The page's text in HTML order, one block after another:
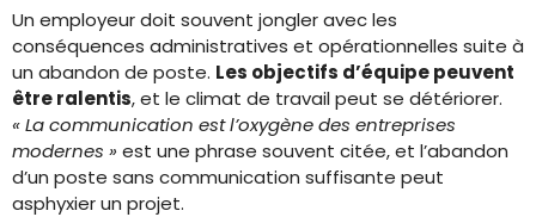
Un employeur doit souvent jongler avec les
conséquences administratives et opérationnelles suite à
un abandon de poste. Les objectifs d’équipe peuvent
être ralentis, et le climat de travail peut se détériorer.
« La communication est l’oxygène des entreprises
modernes »est une phrase souvent citée, et l’abandon
d’un poste sans communication suffisante peut
asphyxier un projet.